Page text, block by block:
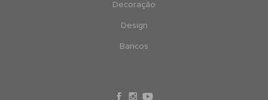
Decoração
Design
Bancos